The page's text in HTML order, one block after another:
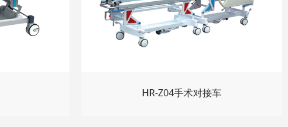
HR-Z04手术对接车